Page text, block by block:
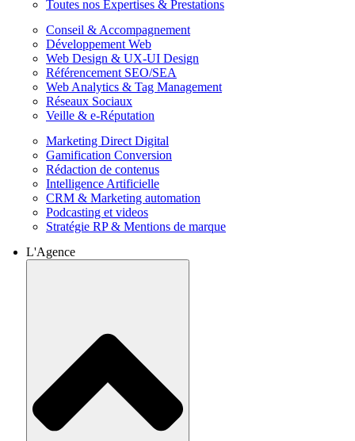
Toutes nos Expertises & Prestations
Conseil & Accompagnement
Développement Web
Web Design & UX-UI Design
Référencement SEO/SEA
Web Analytics & Tag Management
Réseaux Sociaux
Veille & e-Réputation
Marketing Direct Digital
Gamification Conversion
Rédaction de contenus
Intelligence Artificielle
CRM & Marketing automation
Podcasting et videos
Stratégie RP & Mentions de marque
L'Agence